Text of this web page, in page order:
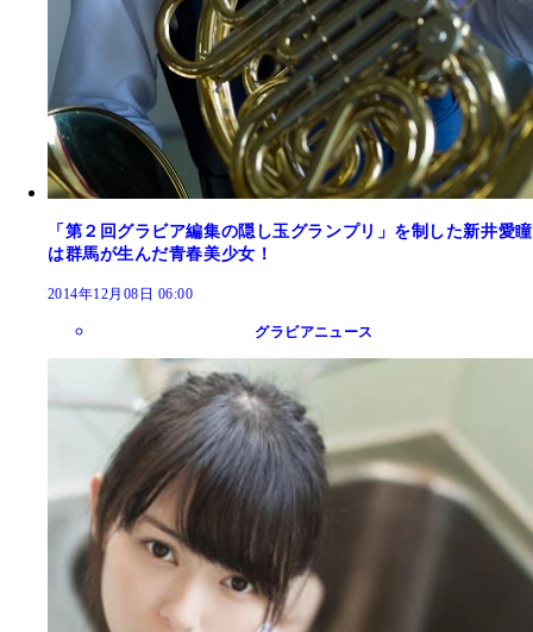
「第２回グラビア編集の隠し玉グランプリ」を制した新井愛瞳
は群馬が生んだ青春美少女！
2014年12月08日 06:00
グラビアニュース